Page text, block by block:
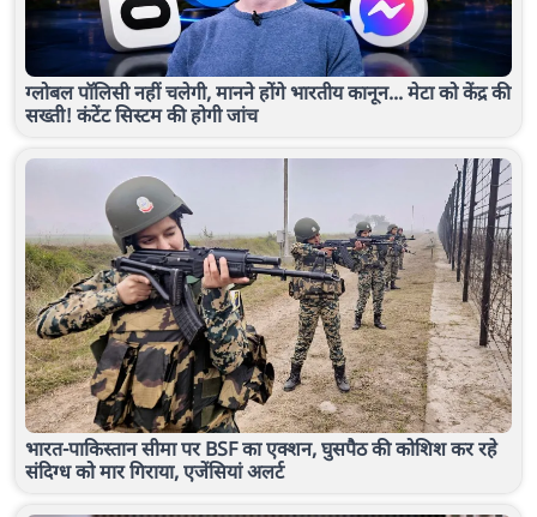
ग्लोबल पॉलिसी नहीं चलेगी, मानने होंगे भारतीय कानून... मेटा को केंद्र की
सख्ती! कंटेंट सिस्टम की होगी जांच
भारत-पाकिस्तान सीमा पर BSF का एक्शन, घुसपैठ की कोशिश कर रहे
संदिग्ध को मार गिराया, एजेंसियां अलर्ट